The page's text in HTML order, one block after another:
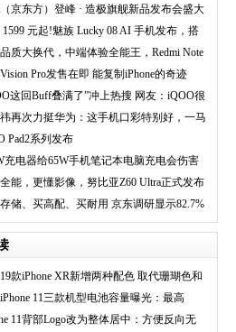
京东方）登峰 · 造极旗舰新品发布会盛大
携手
1599 元起!魅族 Lucky 08 AI 手机发布，搭
质大换代，中端体验全能王，Redmi Note
列正 Pro发售在即 能复制iPhone的奇迹
这回Buff叠满了”冲上热搜 网友：iQOO很
党
再次力挺华为：这手机口彩特别好，一马
Pad2系列发布
充电器给65W手机笔记本电脑充电会伤害
倍思给出
能，更懂影像，努比亚Z60 Ultra正式发布
储、买高配、买耐用 京东调研显示82.7%
言512G
款iPhone XR新增两种配色 取代珊瑚色和
11三款机型电池容量曝光：最高
11背部Logo改为整体居中：方便反向无